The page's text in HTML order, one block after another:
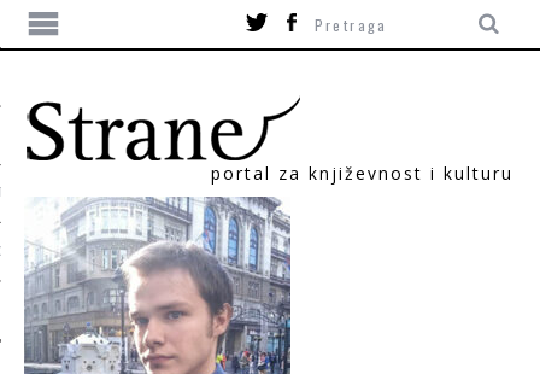
portal za književnost i kulturu